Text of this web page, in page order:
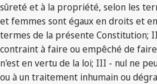
sûreté et à la propriété, selon les
et femmes sont égaux en droits et
termes de la présente Constitution;
contraint à faire ou empêché de
n'est en vertu de la loi; III - nul ne
ou à un traitement inhumain ou